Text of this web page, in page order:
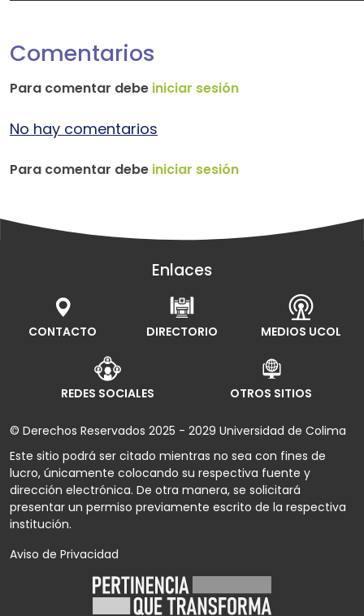
Comentarios
Para comentar debe iniciar sesión
No hay comentarios
Para comentar debe iniciar sesión
Enlaces
CONTACTO DIRECTORIO MEDIOS UCOL
REDES SOCIALES OTROS SITIOS
© Derechos Reservados 2025 - 2029 Universidad de Colima
Este sitio podrá ser citado mientras no sea con fines de
lucro, únicamente colocando su respectiva fuente y
dirección electrónica. De otra manera, se solicitará
presentar un permiso previamente escrito de la respectiva
institución.
Aviso de Privacidad